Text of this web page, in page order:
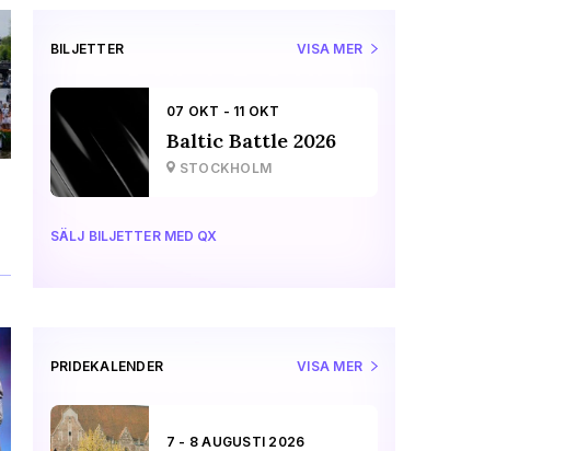
BILJETTER VISA MER
07 OKT - 11 OKT
Baltic Battle 2026
STOCKHOLM
SÄLJ BILJETTER MED QX
PRIDEKALENDER VISA MER
7 - 8 AUGUSTI 2026